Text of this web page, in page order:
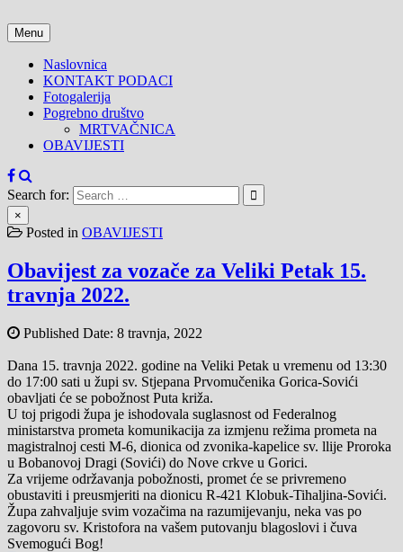
to
content
Menu
Naslovnica
KONTAKT PODACI
Fotogalerija
Pogrebno društvo
MRTVAČNICA
OBAVIJESTI
Search for:
×
Posted in OBAVIJESTI
Obavijest za vozače za Veliki Petak 15.
travnja 2022.
Published Date: 8 travnja, 2022
Dana 15. travnja 2022. godine na Veliki Petak u vremenu od 13:30
do 17:00 sati u župi sv. Stjepana Prvomučenika Gorica-Sovići
obavljati će se pobožnost Puta križa.
U toj prigodi župa je ishodovala suglasnost od Federalnog
ministarstva prometa komunikacija za izmjenu režima prometa na
magistralnoj cesti M-6, dionica od zvonika-kapelice sv. llije Proroka
u Bobanovoj Dragi (Sovići) do Nove crkve u Gorici.
Za vrijeme održavanja pobožnosti, promet će se privremeno
obustaviti i preusmjeriti na dionicu R-421 Klobuk-Tihaljina-Sovići.
Župa zahvaljuje svim vozačima na razumijevanju, neka vas po
zagovoru sv. Kristofora na vašem putovanju blagoslovi i čuva
Svemogući Bog!